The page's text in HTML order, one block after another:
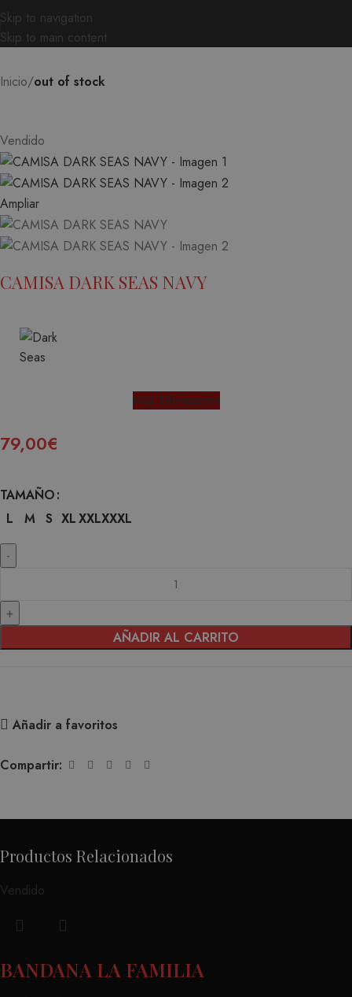
Skip to navigation
Skip to main content
Inicio out of stock
Vendido
Ampliar
CAMISA DARK SEAS NAVY
Más Información
79,00€
TAMAÑO
L
M S XLXXLXXXL
AÑADIR AL CARRITO
Añadir a favoritos
Compartir:
Productos Relacionados
Vendido
BANDANA LA FAMILIA